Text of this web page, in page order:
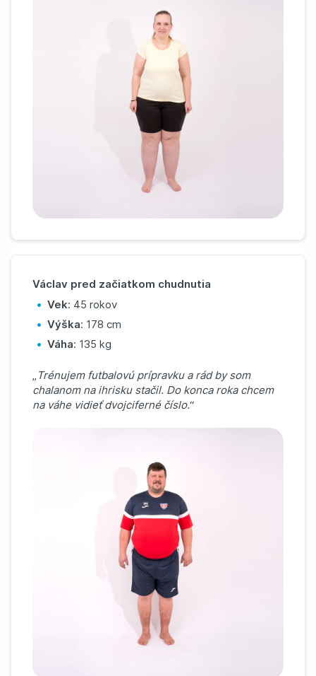
Václav pred začiatkom chudnutia
Vek: 45 rokov
Výška: 178 cm
Váha: 135 kg
Trénujem futbalovú prípravku a rád by som
chalanom na ihrisku stačil. Do konca roka chcem
na váhe vidieť dvojciferné číslo.“